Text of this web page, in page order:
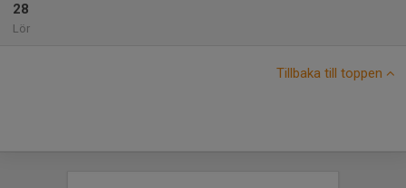
28
Lör
Tillbaka till toppen